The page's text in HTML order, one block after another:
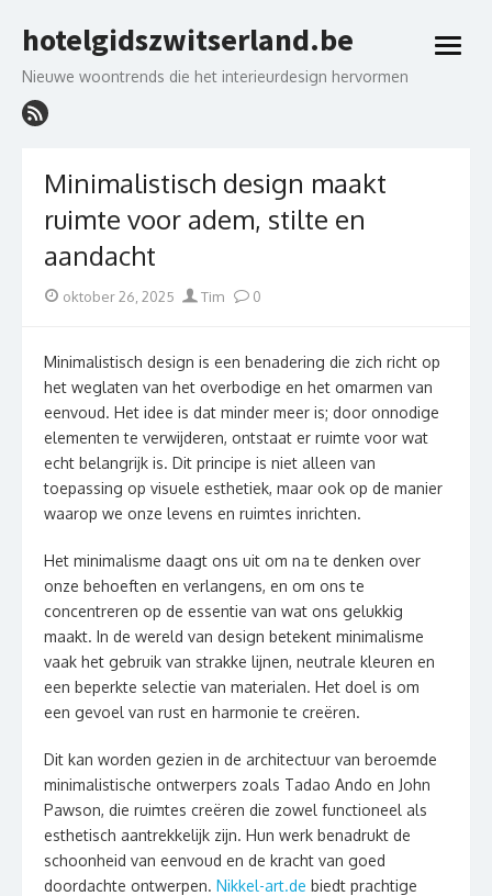
to
hotelgidszwitserland.be
Nieuwe woontrends die het interieurdesign hervormen
open
Minimalistisch design maakt
ruimte voor adem, stilte en
aandacht
Posted
oktober 26, 2025 Author
Tim 0
Minimalistisch design is een benadering die zich richt op
het weglaten van het overbodige en het omarmen van
eenvoud. Het idee is dat minder meer is; door onnodige
elementen te verwijderen, ontstaat er ruimte voor wat
echt belangrijk is. Dit principe is niet alleen van
toepassing op visuele esthetiek, maar ook op de manier
waarop we onze levens en ruimtes inrichten.
Het minimalisme daagt ons uit om na te denken over
onze behoeften en verlangens, en om ons te
concentreren op de essentie van wat ons gelukkig
maakt. In de wereld van design betekent minimalisme
vaak het gebruik van strakke lijnen, neutrale kleuren en
een beperkte selectie van materialen. Het doel is om
een gevoel van rust en harmonie te creëren.
Dit kan worden gezien in de architectuur van beroemde
minimalistische ontwerpers zoals Tadao Ando en John
Pawson, die ruimtes creëren die zowel functioneel als
esthetisch aantrekkelijk zijn. Hun werk benadrukt de
schoonheid van eenvoud en de kracht van goed
doordachte ontwerpen. Nikkel-art.de biedt prachtige